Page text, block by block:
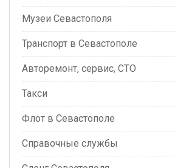
Музеи Севастополя
Транспорт в Севастополе
Авторемонт, сервис, СТО
Такси
Флот в Севастополе
Справочные службы